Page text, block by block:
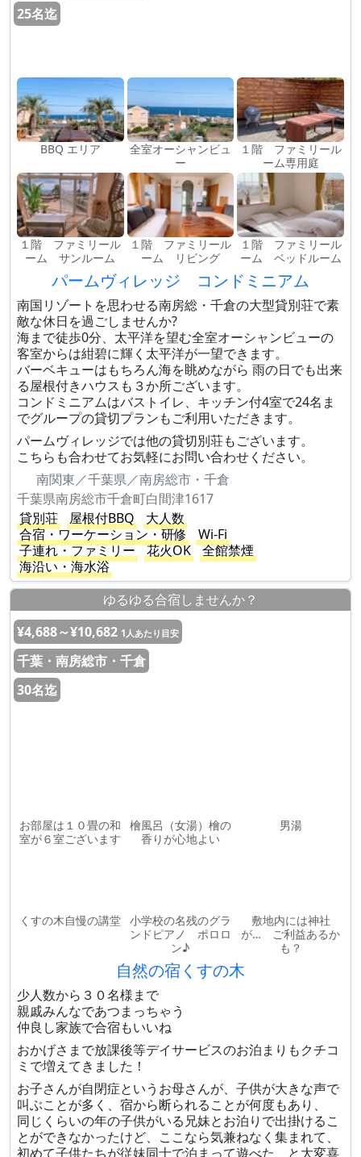
25名迄
BBQ エリア
全室オーシャンビュ
ー
１階 ファミリール
ーム専用庭
１階 ファミリール
ーム サンルーム
１階 ファミリール
ーム リビング
１階 ファミリール
ーム ベッドルーム
パームヴィレッジ コンドミニアム
南国リゾートを思わせる南房総・千倉の大型貸別荘で素
敵な休日を過ごしませんか?
海まで徒歩0分、太平洋を望む全室オーシャンビューの
客室からは紺碧に輝く太平洋が一望できます。
バーベキューはもちろん海を眺めながら 雨の日でも出来
る屋根付きハウスも３か所ございます。
コンドミニアムはバストイレ、キッチン付4室で24名ま
でグループの貸切プランもご利用いただきます。
パームヴィレッジでは他の貸切別荘もございます。
こちらも合わせてお気軽にお問い合わせください。
南関東／千葉県／南房総市・千倉
千葉県南房総市千倉町白間津1617
貸別荘
屋根付BBQ
大人数
合宿・ワーケーション・研修
Wi-Fi
子連れ・ファミリー
花火OK
全館禁煙
海沿い・海水浴
ゆるゆる合宿しませんか？
¥4,688～¥10,682 1人あたり目安
千葉・南房総市・千倉
30名迄
お部屋は１０畳の和
室が６室ございます
檜風呂（女湯）檜の
香りが心地よい
男湯
くすの木自慢の講堂 小学校の名残のグラ
ンドピアノ ポロロ
ン♪
敷地内には神社
が… ご利益あるか
も？
自然の宿くすの木
少人数から３０名様まで
親戚みんなであつまっちゃう
仲良し家族で合宿もいいね
おかげさまで放課後等デイサービスのお泊まりもクチコ
ミで増えてきました！
お子さんが自閉症というお母さんが、子供が大きな声で
叫ぶことが多く、宿から断られることが何度もあり、
同じくらいの年の子供がいる兄妹とお泊りで出掛けるこ
とができなかったけど、ここなら気兼ねなく集まれて、
初めて子供たちが従妹同士で泊まって遊べた、と大変喜